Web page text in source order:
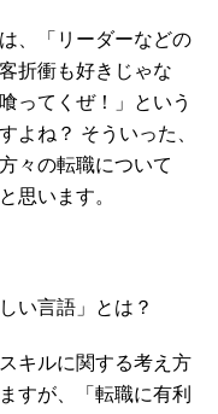
、「リーダーなどの
折衝も好きじゃな
ってくぜ！」という
よね？ そういった、
々の転職について
思います。
い言語」とは？
キルに関する考え方
すが、「転職に有利